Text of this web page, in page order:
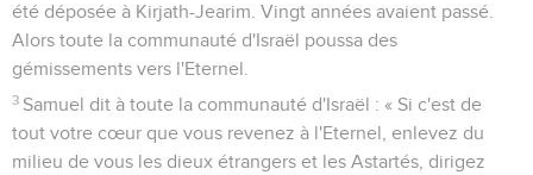
été déposée à Kirjath-Jearim. Vingt années avaient passé.
Alors toute la communauté d'Israël poussa des
gémissements vers l'Eternel.
3 Samuel dit à toute la communauté d'Israël : « Si c'est de
tout votre cœur que vous revenez à l'Eternel, enlevez du
milieu de vous les dieux étrangers et les Astartés, dirigez